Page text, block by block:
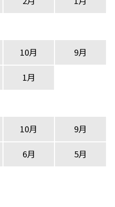
10月 9月
1月
10月 9月
6月 5月